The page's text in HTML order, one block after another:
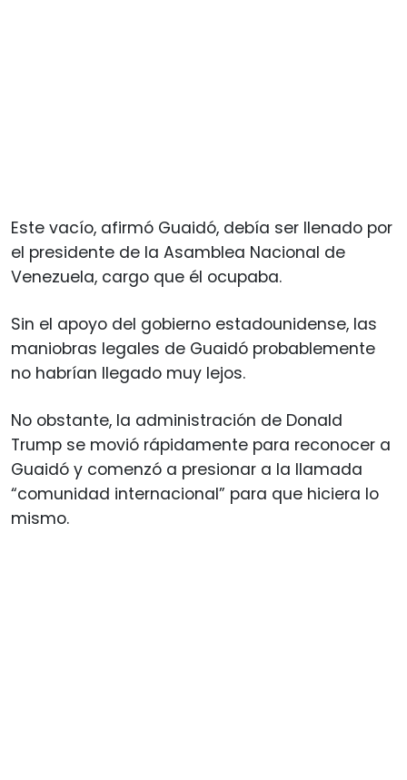
Este vacío, afirmó Guaidó, debía ser llenado por
el presidente de la Asamblea Nacional de
Venezuela, cargo que él ocupaba.
Sin el apoyo del gobierno estadounidense, las
maniobras legales de Guaidó probablemente
no habrían llegado muy lejos.
No obstante, la administración de Donald
Trump se movió rápidamente para reconocer a
Guaidó y comenzó a presionar a la llamada
“comunidad internacional” para que hiciera lo
mismo.